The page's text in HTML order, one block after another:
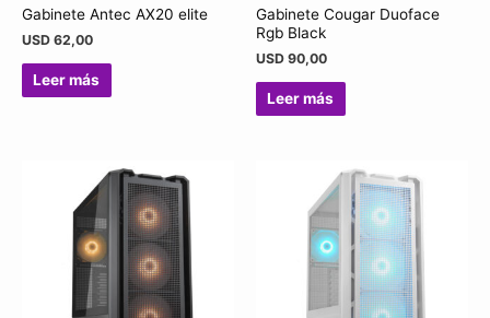
Gabinete Antec AX20 elite
USD 62,00
Leer más
Gabinete Cougar Duoface
Rgb Black
USD 90,00
Leer más